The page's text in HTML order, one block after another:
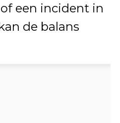
een incident in
de balans